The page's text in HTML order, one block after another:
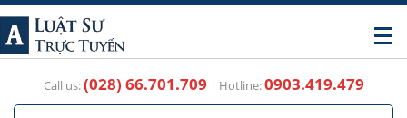
Call us:(028) 66.701.709 | Hotline:0903.419.479